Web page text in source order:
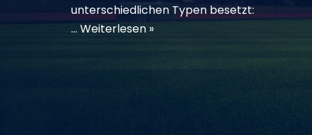
unterschiedlichen Typen besetzt:
…Weiterlesen »